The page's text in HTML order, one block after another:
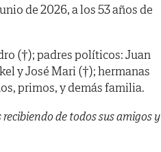
de 2026, a los 53 años de
(†); padres políticos: Juan
y José Mari (†); hermanas
primos, y demás familia.
de todos sus amigos y